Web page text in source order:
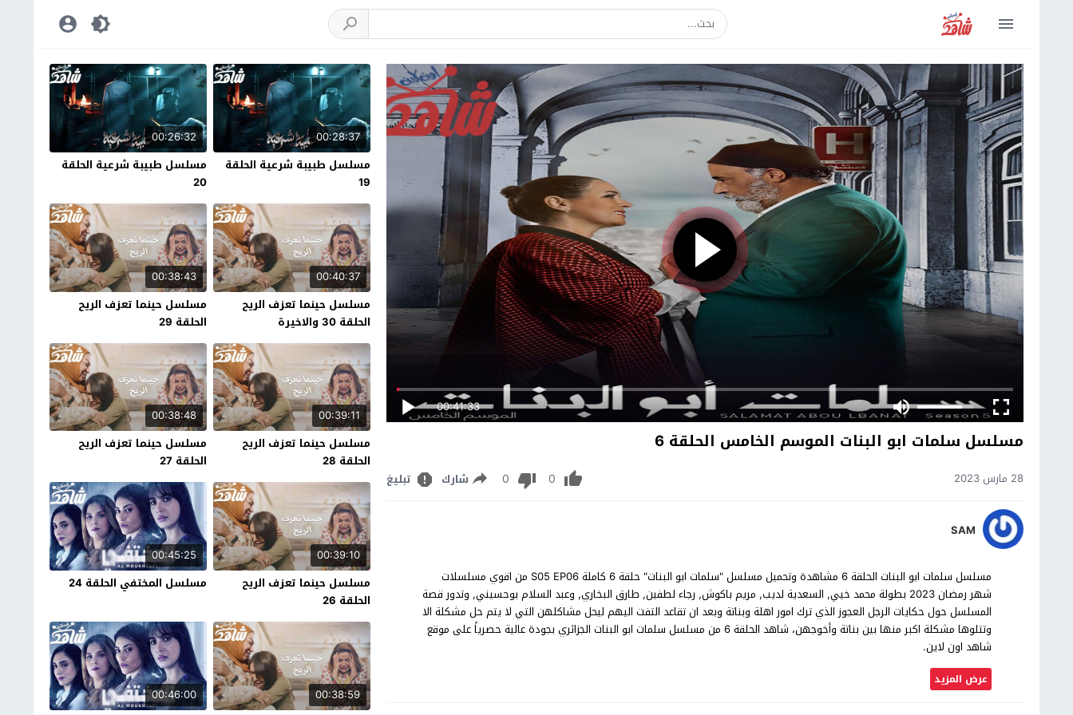
00:41:33
مسلسل سلمات ابو البنات الموسم الخامس الحلقة 6
28 مارس 2023 0
0 شارك تبليغ
SAM
مسلسل سلمات ابو البنات الحلقة 6 مشاهدة وتحميل مسلسل "سلمات ابو البنات" حلقة 6 كاملة S05 EP06 من اقوي مسلسلات
شهر رمضان 2023 بطولة محمد خيي, السعدية لديب, مريم باكوش, رجاء لطفين, طارق البخاري, وعبد السلام بوحسيني, وتدور قصة
المسلسل حول حكايات الرجل العجوز الذي ترك امور اهلة وبناتة وبعد ان تقاعد التفت اليهم ليحل مشاكلهن التي لا يتم حل مشكلة الا
وتتلوها مشكلة اكبر منها بين بناتة وأخوجهن، شاهد الحلقة 6 من مسلسل سلمات ابو البنات الجزائري بجودة عالية حصرياً على موقع
شاهد اون لاين.
عرض المزيد
00:28:37
مسلسل طبيبة شرعية الحلقة
19
00:26:32
مسلسل طبيبة شرعية الحلقة
20
00:40:37
مسلسل حينما تعزف الريح
الحلقة 30 والاخيرة
00:38:43
مسلسل حينما تعزف الريح
الحلقة 29
00:39:11
مسلسل حينما تعزف الريح
الحلقة 28
00:38:48
مسلسل حينما تعزف الريح
الحلقة 27
00:39:10
مسلسل حينما تعزف الريح
الحلقة 26
00:45:25
مسلسل المختفي الحلقة 24
00:38:59
00:46:00